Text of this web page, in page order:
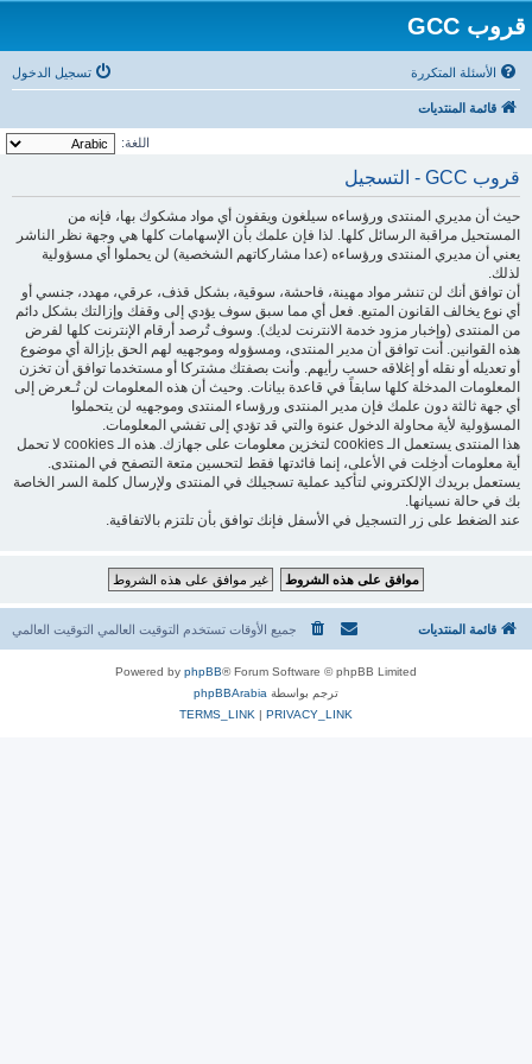
قروب GCC
الأسئلة المتكررة تسجيل الدخول
قائمة المنتديات
اللغة:
قروب GCC - التسجيل
حيث أن مديري المنتدى ورؤساءه سيلغون ويقفون أي مواد مشكوك بها، فإنه من
المستحيل مراقبة الرسائل كلها. لذا فإن علمك بأن الإسهامات كلها هي وجهة نظر الناشر
يعني أن مديري المنتدى ورؤساءه (عدا مشاركاتهم الشخصية) لن يحملوا أي مسؤولية
لذلك.
أن توافق أنك لن تنشر مواد مهينة، فاحشة، سوقية، بشكل قذف، عرقي، مهدد، جنسي أو
أي نوع يخالف القانون المتبع. فعل أي مما سبق سوف يؤدي إلى وقفك وإزالتك بشكل دائم
من المنتدى (وإخبار مزود خدمة الانترنت لديك). وسوف تُرصد أرقام الإنترنت كلها لفرض
هذه القوانين. أنت توافق أن مدير المنتدى، ومسؤوله وموجهيه لهم الحق بإزالة أي موضوع
أو تعديله أو نقله أو إغلاقه حسب رأيهم. وأنت بصفتك مشتركا أو مستخدما توافق أن تخزن
المعلومات المدخلة كلها سابقاً في قاعدة بيانات. وحيث أن هذه المعلومات لن تُـعرض إلى
أي جهة ثالثة دون علمك فإن مدير المنتدى ورؤساء المنتدى وموجهيه لن يتحملوا
المسؤولية لأية محاولة الدخول عنوة والتي قد تؤدي إلى تفشي المعلومات.
هذا المنتدى يستعمل الـ cookies لتخزين معلومات على جهازك. هذه الـ cookies لا تحمل
أية معلومات أدخِلت في الأعلى، إنما فائدتها فقط لتحسين متعة التصفح في المنتدى.
يستعمل بريدك الإلكتروني لتأكيد عملية تسجيلك في المنتدى ولإرسال كلمة السر الخاصة
بك في حالة نسيانها.
عند الضغط على زر التسجيل في الأسفل فإنك توافق بأن تلتزم بالاتفاقية.
قائمة المنتديات جميع الأوقات تستخدم التوقيت العالمي التوقيت العالمي
Powered by phpBB® Forum Software © phpBB Limited
ترجم بواسطة phpBBArabia
PRIVACY_LINK
|
TERMS_LINK